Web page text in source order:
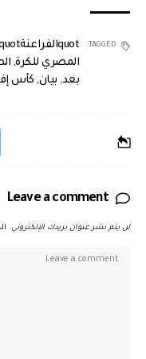
TAGGED: quotالفراعنةquot
المصري للكرة,
بعد, بيان, كأس
Leave a comment
لن يتم نشر عنوان بريدك الإلكتروني.